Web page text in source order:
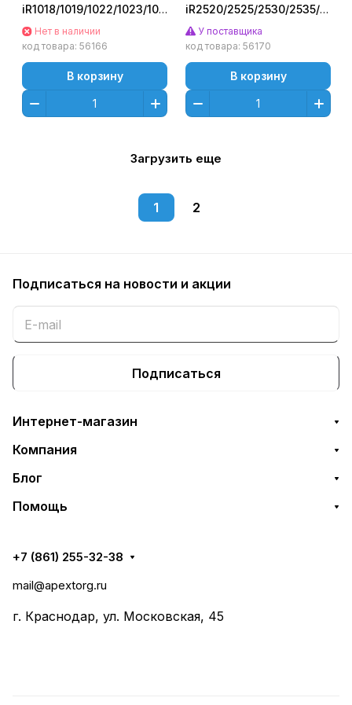
iR1018/1019/1022/1023/1024/1025
(CET), 25000 стр.,
CET3969U
Нет в наличии
код товара: 56166
В корзину
iR2520/2525/2530/2535/2545
(CET), 150000 стр.,
CET5229
У поставщика
код товара: 56170
В корзину
Загрузить еще
1 2
Подписаться на новости и акции
Подписаться
Интернет-магазин
Компания
Блог
Помощь
+7 (861) 255-32-38
mail@apextorg.ru
г. Краснодар, ул. Московская, 45